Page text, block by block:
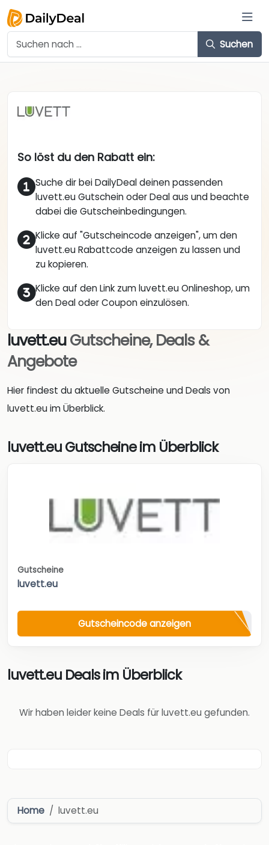
Suchen
So löst du den Rabatt ein:
Suche dir bei DailyDeal deinen passenden
luvett.eu Gutschein oder Deal aus und beachte
dabei die Gutscheinbedingungen.
Klicke auf "Gutscheincode anzeigen", um den
luvett.eu Rabattcode anzeigen zu lassen und
zu kopieren.
Klicke auf den Link zum luvett.eu Onlineshop, um
den Deal oder Coupon einzulösen.
luvett.euGutscheine, Deals &
Angebote
Hier findest du aktuelle Gutscheine und Deals von
luvett.eu im Überblick.
luvett.eu Gutscheine im Überblick
Gutscheine
luvett.eu
Gutscheincode anzeigen
luvett.eu Deals im Überblick
Wir haben leider keine Deals für luvett.eu gefunden.
Home luvett.eu